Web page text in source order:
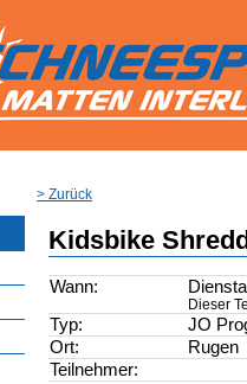
> Zurück
Kidsbike
Wann:
Dieser
Typ:
JO
Ort:
Rugen
Teilnehmer: